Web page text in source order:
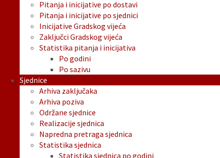
Pitanja i inicijative po dostavi
Pitanja i inicijative po sjednici
Inicijative Gradskog vijeća
Zaključci Gradskog vijeća
Statistika pitanja i inicijativa
Po godini
Po sazivu
Sjednice
Arhiva zaključaka
Arhiva poziva
Održane sjednice
Realizacije sjednica
Napredna pretraga sjednica
Statistika sjednica
Statistika sjednica po godini